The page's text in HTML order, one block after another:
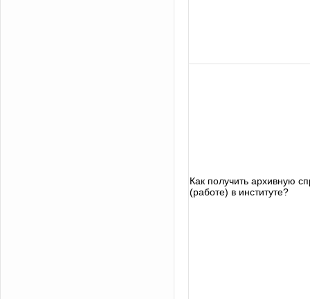
Как получить архивную
(работе) в институте?